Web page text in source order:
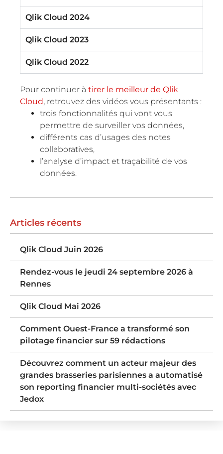
Qlik Cloud 2024
Qlik Cloud 2023
Qlik Cloud 2022
Pour continuer à tirer le meilleur de Qlik
Cloud, retrouvez des vidéos vous présentants :
trois fonctionnalités qui vont vous
permettre de surveiller vos données,
différents cas d’usages des notes
collaboratives,
l’analyse d’impact et traçabilité de vos
données.
Articles récents
Qlik Cloud Juin 2026
Rendez-vous le jeudi 24 septembre 2026 à
Rennes
Qlik Cloud Mai 2026
Comment Ouest-France a transformé son
pilotage financier sur 59 rédactions
Découvrez comment un acteur majeur des
grandes brasseries parisiennes a automatisé
son reporting financier multi-sociétés avec
Jedox